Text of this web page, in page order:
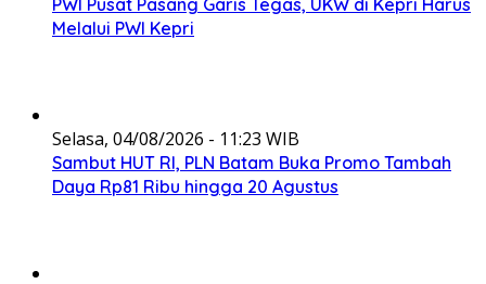
PWI Pusat Pasang Garis Tegas, UKW di Kepri Harus
Melalui PWI Kepri
Selasa, 04/08/2026 - 11:23 WIB
Sambut HUT RI, PLN Batam Buka Promo Tambah
Daya Rp81 Ribu hingga 20 Agustus